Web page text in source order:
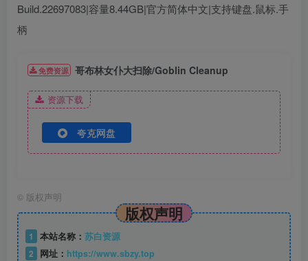
Build.22697083|容量8.44GB|官方简体中文|支持键盘.鼠标.手
柄
免费资源 哥布林女仆大扫除/Goblin Cleanup
资源下载
夸克网盘
© 版权声明
版权声明
1 本站名称： 苏白资源
2
网址： https://www.sbzy.top